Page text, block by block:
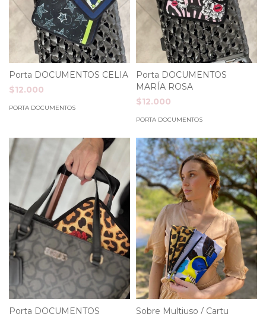
Porta DOCUMENTOS CELIA
$12.000
PORTA DOCUMENTOS
Porta DOCUMENTOS
MARÍA ROSA
$12.000
PORTA DOCUMENTOS
Porta DOCUMENTOS Sobre Multiuso / Cartu